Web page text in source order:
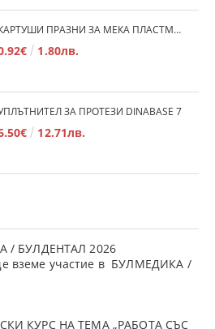
КАРТУШИ ПРАЗНИ ЗА МЕКА ПЛАСТМАСА
1.80лв.
ЗА ПРОТЕЗИ DINABASE 7
12.71лв.
/ БУЛДЕНТАЛ 2026
участие в БУЛМЕДИКА /
КУРС НА ТЕМА „РАБОТА СЪС